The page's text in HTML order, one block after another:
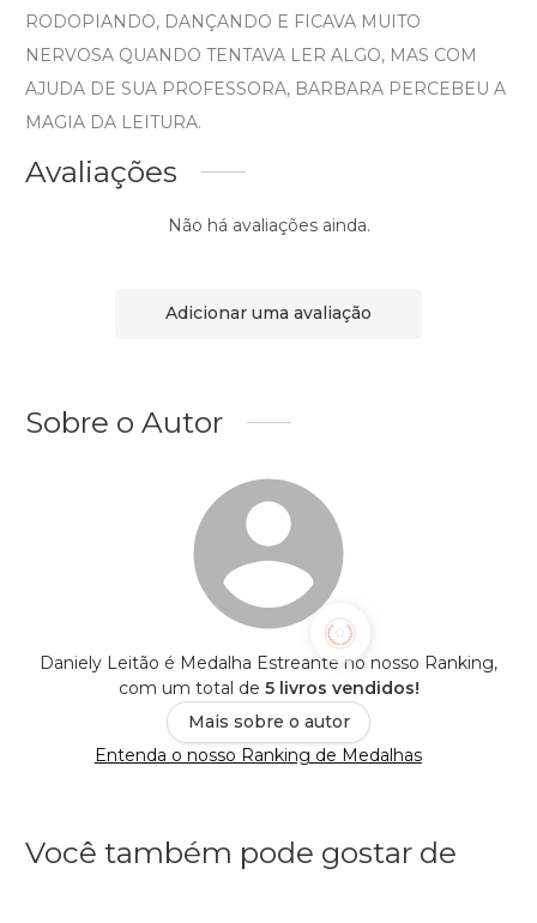
RODOPIANDO, DANÇANDO E FICAVA MUITO
NERVOSA QUANDO TENTAVA LER ALGO, MAS COM
AJUDA DE SUA PROFESSORA, BARBARA PERCEBEU A
MAGIA DA LEITURA.
Avaliações
Não há avaliações ainda.
Adicionar uma avaliação
Sobre o Autor
Daniely Leitão é Medalha Estreante no nosso Ranking,
com um total de 5 livros vendidos!
Mais sobre o autor
Entenda o nosso Ranking de Medalhas
Você também pode gostar de